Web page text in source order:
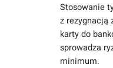
Stosowanie
z rezygnacją
karty do
sprowadza
minimum.